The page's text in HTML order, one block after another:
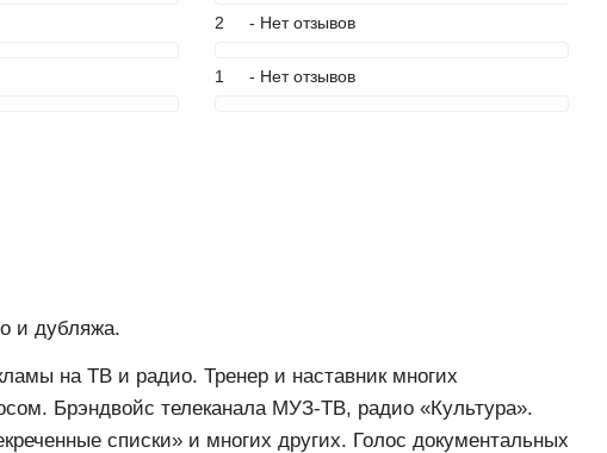
2 - Нет отзывов
1 - Нет отзывов
и дубляжа.
на ТВ и радио. Тренер и наставник многих
Брэндвойс телеканала МУЗ-ТВ, радио «Культура».
списки» и многих других. Голос документальных